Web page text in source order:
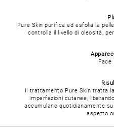
Pure Skin purifica ed esfolia la
controlla il livello di oleosità,
Face
Il trattamento Pure Skin tratta
imperfezioni cutanee,
accumulano quotidianamente
aspetto